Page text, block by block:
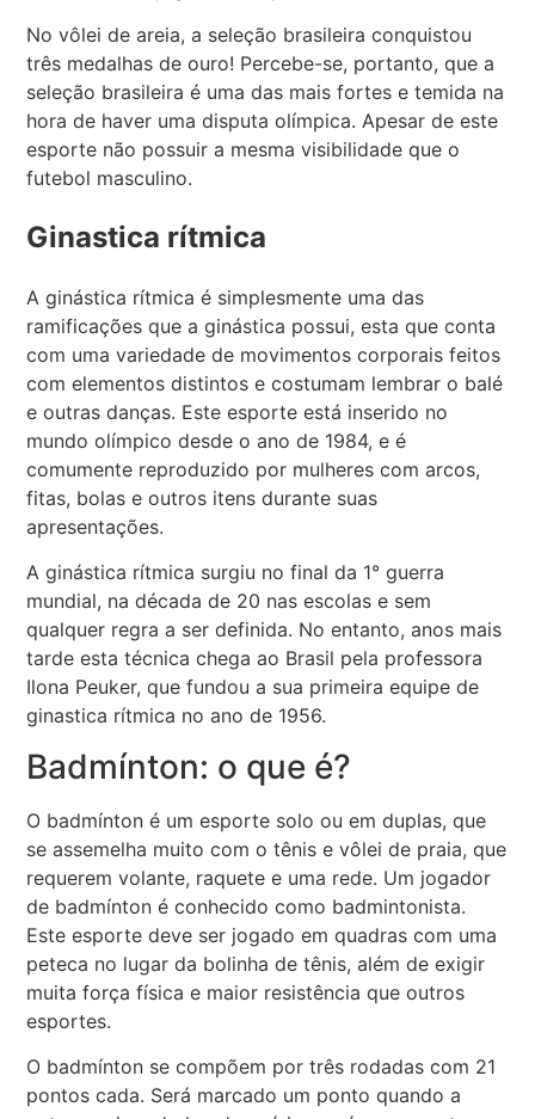
No vôlei de areia, a seleção brasileira conquistou
três medalhas de ouro! Percebe-se, portanto, que a
seleção brasileira é uma das mais fortes e temida na
hora de haver uma disputa olímpica. Apesar de este
esporte não possuir a mesma visibilidade que o
futebol masculino.
Ginastica rítmica
A ginástica rítmica é simplesmente uma das
ramificações que a ginástica possui, esta que conta
com uma variedade de movimentos corporais feitos
com elementos distintos e costumam lembrar o balé
e outras danças. Este esporte está inserido no
mundo olímpico desde o ano de 1984, e é
comumente reproduzido por mulheres com arcos,
fitas, bolas e outros itens durante suas
apresentações.
A ginástica rítmica surgiu no final da 1° guerra
mundial, na década de 20 nas escolas e sem
qualquer regra a ser definida. No entanto, anos mais
tarde esta técnica chega ao Brasil pela professora
Ilona Peuker, que fundou a sua primeira equipe de
ginastica rítmica no ano de 1956.
Badmínton: o que é?
O badmínton é um esporte solo ou em duplas, que
se assemelha muito com o tênis e vôlei de praia, que
requerem volante, raquete e uma rede. Um jogador
de badmínton é conhecido como badmintonista.
Este esporte deve ser jogado em quadras com uma
peteca no lugar da bolinha de tênis, além de exigir
muita força física e maior resistência que outros
esportes.
O badmínton se compõem por três rodadas com 21
pontos cada. Será marcado um ponto quando a